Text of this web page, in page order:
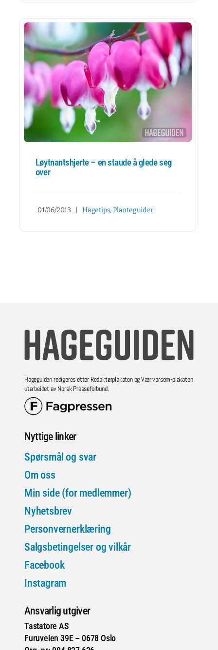
Løytnantshjerte – en staude å glede seg
over
01/06/2013 Hagetips,Planteguider
Hageguiden redigeres etter Redaktørplakaten og Vær varsom-plakaten
utarbeidet av Norsk Presseforbund.
Nyttige linker
Spørsmål og svar
Om oss
Min side (for medlemmer)
Nyhetsbrev
Personvernerklæring
Salgsbetingelser og vilkår
Facebook
Instagram
Ansvarlig utgiver
Tastatore AS
Furuveien 39E – 0678 Oslo